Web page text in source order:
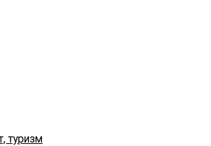
туризм